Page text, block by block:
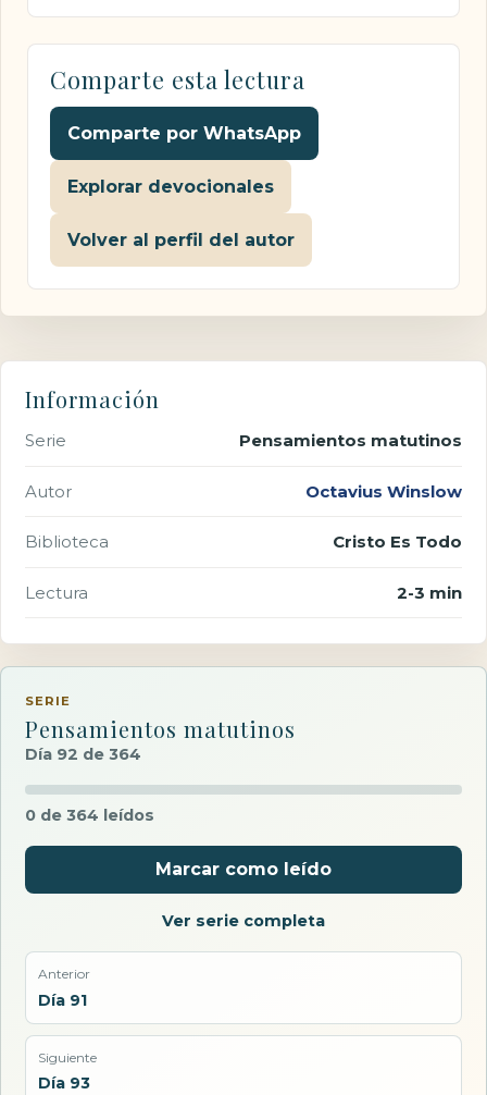
Comparte esta lectura
Comparte por WhatsApp
Explorar devocionales
Volver al perfil del autor
Información
Serie Pensamientos matutinos
Autor Octavius Winslow
Biblioteca Cristo Es Todo
Lectura 2-3 min
SERIE
Pensamientos matutinos
Día 92 de 364
0 de 364 leídos
Marcar como leído
Ver serie completa
Anterior
Día 91
Siguiente
Día 93